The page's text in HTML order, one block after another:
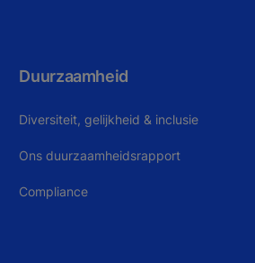
Duurzaamheid
Diversiteit, gelijkheid & inclusie
Ons duurzaamheidsrapport
Compliance